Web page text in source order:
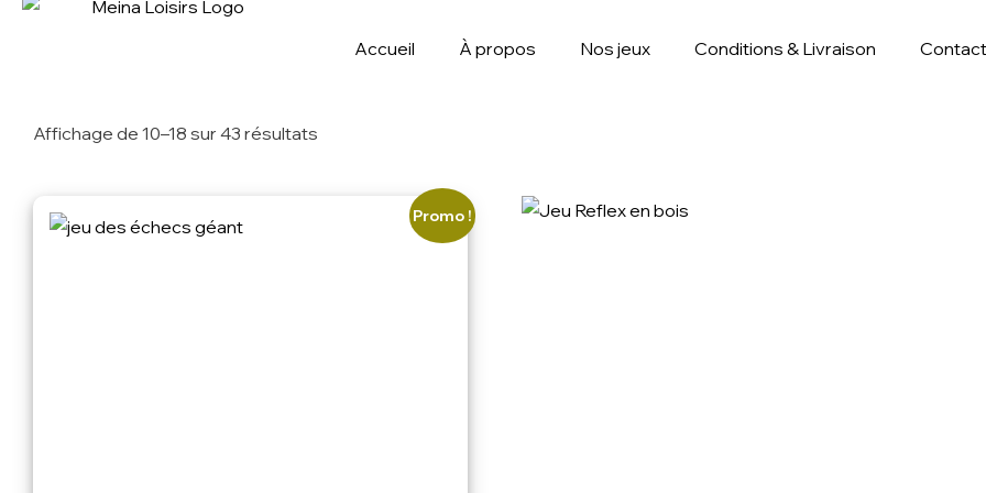
Accueil À propos Nos jeux Conditions & Livraison Contact
Affichage de 10–18 sur 43 résultats
Promo !